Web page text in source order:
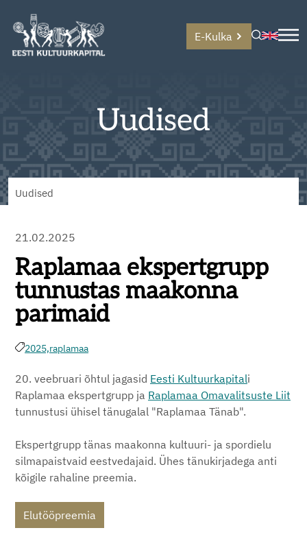
E-Kulka
Uudised
Uudised
21.02.2025
Raplamaa ekspertgrupp
tunnustas maakonna
parimaid
2025,raplamaa
20. veebruari õhtul jagasid Eesti Kultuurkapitali
Raplamaa ekspertgrupp ja Raplamaa Omavalitsuste Liit
tunnustusi ühisel tänugalal "Raplamaa Tänab".
Ekspertgrupp tänas maakonna kultuuri- ja spordielu
silmapaistvaid eestvedajaid. Ühes tänukirjadega anti
kõigile rahaline preemia.
Elutööpreemia